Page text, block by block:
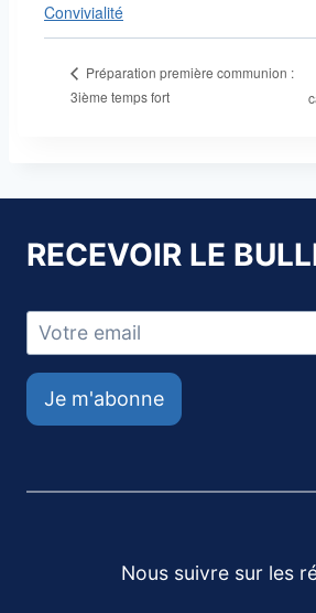
Convivialité
Préparation première communion :
3ième temps fort
RECEVOIR LE
Je m'abonne
Nous suivre sur les